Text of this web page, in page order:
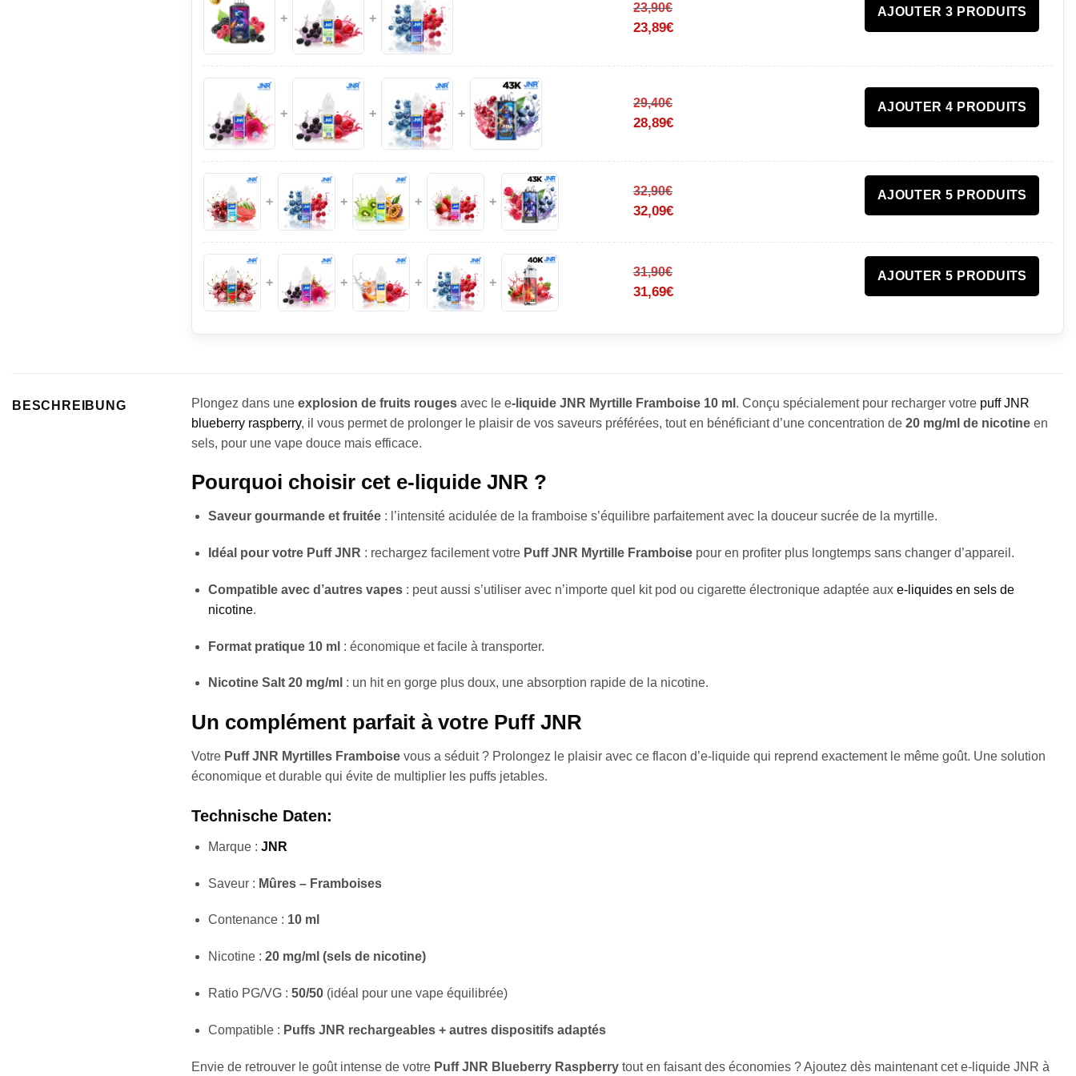
+ +
23,90€
23,89€
AJOUTER 3 PRODUITS
+ + +
29,40€
28,89€
AJOUTER 4 PRODUITS
+ + + +
32,90€
32,09€
AJOUTER 5 PRODUITS
+ + + +
31,90€
31,69€
AJOUTER 5 PRODUITS
BESCHREIBUNG Plongez dans une explosion de fruits rouges avec le e-liquide JNR Myrtille Framboise 10 ml . Conçu spécialement pour recharger votre puff JNR
blueberry raspberry, il vous permet de prolonger le plaisir de vos saveurs préférées, tout en bénéficiant d’une concentration de 20 mg/ml de nicotine en
sels, pour une vape douce mais efficace.
Pourquoi choisir cet e-liquide JNR ?
Saveur gourmande et fruitée: l’intensité acidulée de la framboise s’équilibre parfaitement avec la douceur sucrée de la myrtille.
Idéal pour votre Puff JNR : rechargez facilement votre Puff JNR Myrtille Framboisepour en profiter plus longtemps sans changer d’appareil.
Compatible avec d’autres vapes: peut aussi s’utiliser avec n’importe quel kit pod ou cigarette électronique adaptée aux e-liquides en sels de
nicotine.
Format pratique 10 ml : économique et facile à transporter.
Nicotine Salt 20 mg/ml : un hit en gorge plus doux, une absorption rapide de la nicotine.
Un complément parfait à votre Puff JNR
Votre Puff JNR Myrtilles Framboise vous a séduit ? Prolongez le plaisir avec ce flacon d’e-liquide qui reprend exactement le même goût. Une solution
économique et durable qui évite de multiplier les puffs jetables.
Technische Daten:
Marque : JNR
Saveur : Mûres – Framboises
Contenance : 10 ml
Nicotine : 20 mg/ml (sels de nicotine)
Ratio PG/VG : 50/50(idéal pour une vape équilibrée)
Compatible : Puffs JNR rechargeables + autres dispositifs adaptés
Envie de retrouver le goût intense de votre Puff JNR Blueberry Raspberry tout en faisant des économies ? Ajoutez dès maintenant cet e-liquide JNR à